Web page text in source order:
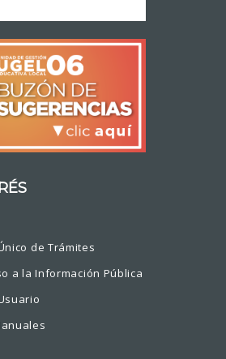
de Trámites
a la Información Pública